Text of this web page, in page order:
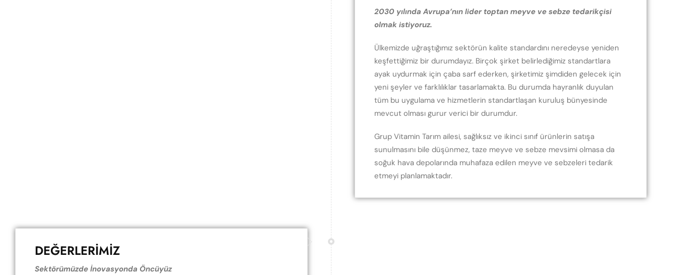
2030 yılında Avrupa’nın lider toptan meyve ve sebze tedarikçisi
olmak istiyoruz.
Ülkemizde uğraştığımız sektörün kalite standardını neredeyse yeniden
keşfettiğimiz bir durumdayız. Birçok şirket belirlediğimiz standartlara
ayak uydurmak için çaba sarf ederken, şirketimiz şimdiden gelecek için
yeni şeyler ve farklılıklar tasarlamakta. Bu durumda hayranlık duyulan
tüm bu uygulama ve hizmetlerin standartlaşan kuruluş bünyesinde
mevcut olması gurur verici bir durumdur.
Grup Vitamin Tarım ailesi, sağlıksız ve ikinci sınıf ürünlerin satışa
sunulmasını bile düşünmez, taze meyve ve sebze mevsimi olmasa da
soğuk hava depolarında muhafaza edilen meyve ve sebzeleri tedarik
etmeyi planlamaktadır.
DEĞERLERİMİZ
Sektörümüzde İnovasyonda Öncüyüz